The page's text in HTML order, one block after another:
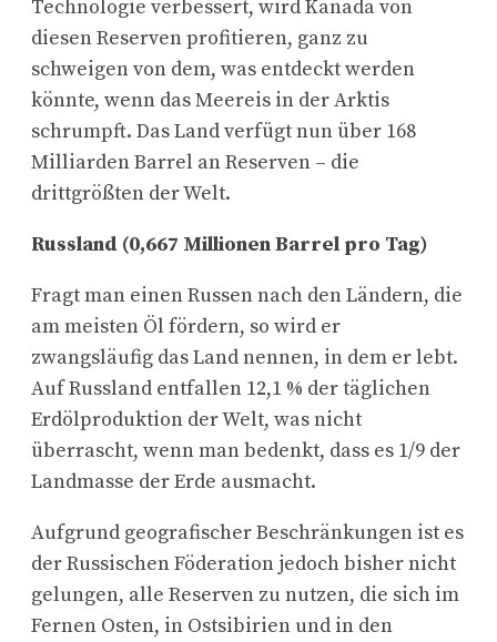
Technologie verbessert, wird Kanada von
diesen Reserven profitieren, ganz zu
schweigen von dem, was entdeckt werden
könnte, wenn das Meereis in der Arktis
schrumpft. Das Land verfügt nun über 168
Milliarden Barrel an Reserven – die
drittgrößten der Welt.
Russland (0,667 Millionen Barrel pro Tag)
Fragt man einen Russen nach den Ländern, die
am meisten Öl fördern, so wird er
zwangsläufig das Land nennen, in dem er lebt.
Auf Russland entfallen 12,1 % der täglichen
Erdölproduktion der Welt, was nicht
überrascht, wenn man bedenkt, dass es 1/9 der
Landmasse der Erde ausmacht.
Aufgrund geografischer Beschränkungen ist es
der Russischen Föderation jedoch bisher nicht
gelungen, alle Reserven zu nutzen, die sich im
Fernen Osten, in Ostsibirien und in den